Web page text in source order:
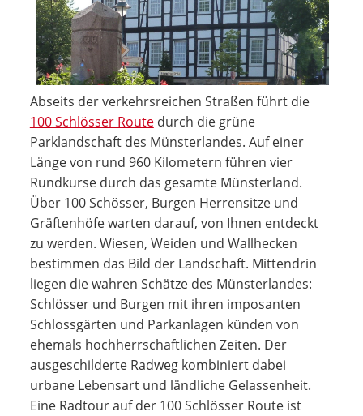
Abseits der verkehrsreichen Straßen führt die
100 Schlösser Routedurch die grüne
Parklandschaft des Münsterlandes. Auf einer
Länge von rund 960 Kilometern führen vier
Rundkurse durch das gesamte Münsterland.
Über 100 Schösser, Burgen Herrensitze und
Gräftenhöfe warten darauf, von Ihnen entdeckt
zu werden. Wiesen, Weiden und Wallhecken
bestimmen das Bild der Landschaft. Mittendrin
liegen die wahren Schätze des Münsterlandes:
Schlösser und Burgen mit ihren imposanten
Schlossgärten und Parkanlagen künden von
ehemals hochherrschaftlichen Zeiten. Der
ausgeschilderte Radweg kombiniert dabei
urbane Lebensart und ländliche Gelassenheit.
Eine Radtour auf der 100 Schlösser Route ist